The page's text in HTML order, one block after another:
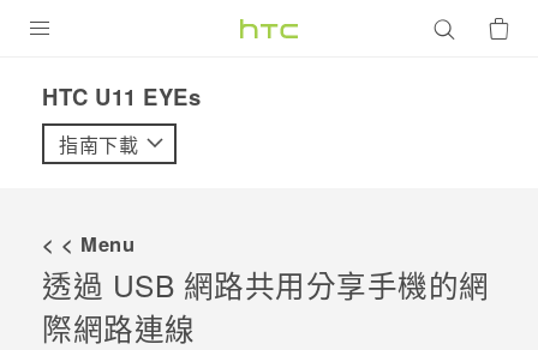
VIVE
配件
VIVERSE
HTC U11 EYEs‎
指南下載
< < Menu
透過 USB 網路共用分享手機的網
際網路連線